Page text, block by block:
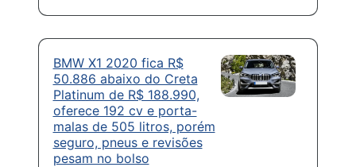
BMW X1 2020 fica R$
50.886 abaixo do Creta
Platinum de R$ 188.990,
oferece 192 cv e porta-
malas de 505 litros, porém
seguro, pneus e revisões
pesam no bolso